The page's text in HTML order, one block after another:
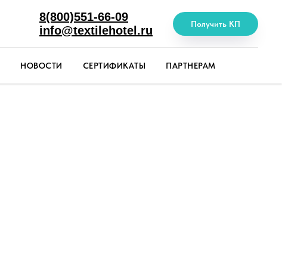
8(800)551-66-09
info@textilehotel.ru
Получить КП
НОВОСТИ СЕРТИФИКАТЫ ПАРТНЕРАМ